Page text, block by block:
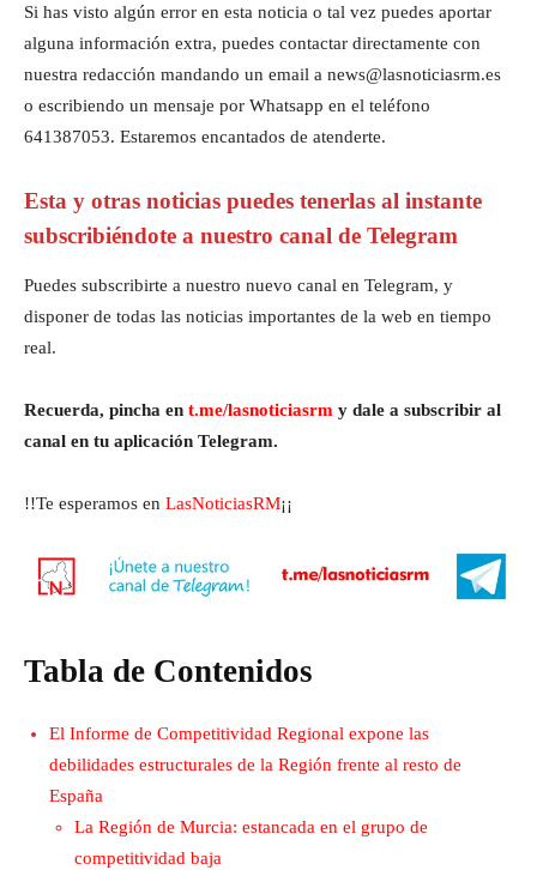
Si has visto algún error en esta noticia o tal vez puedes aportar
alguna información extra, puedes contactar directamente con
nuestra redacción mandando un email a news@lasnoticiasrm.es
o escribiendo un mensaje por Whatsapp en el teléfono
641387053. Estaremos encantados de atenderte.
Esta y otras noticias puedes tenerlas al instante
subscribiéndote a nuestro canal de Telegram
Puedes subscribirte a nuestro nuevo canal en Telegram, y
disponer de todas las noticias importantes de la web en tiempo
real.
Recuerda, pincha en t.me/lasnoticiasrm y dale a subscribir al
canal en tu aplicación Telegram.
!!Te esperamos en LasNoticiasRM¡¡
Tabla de Contenidos
El Informe de Competitividad Regional expone las
debilidades estructurales de la Región frente al resto de
España
La Región de Murcia: estancada en el grupo de
competitividad baja